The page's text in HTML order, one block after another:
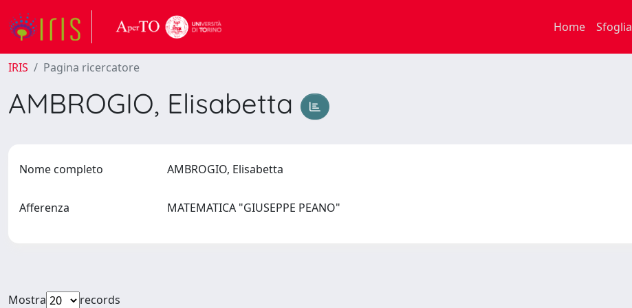
Home Sfoglia
IRIS Pagina ricercatore
AMBROGIO, Elisabetta
Nome completo AMBROGIO, Elisabetta
Afferenza MATEMATICA "GIUSEPPE PEANO"
Mostra
records